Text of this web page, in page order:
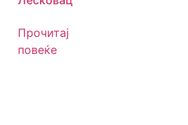
Прочитај
повеќе